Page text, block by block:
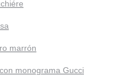
marrón
monograma Gucci